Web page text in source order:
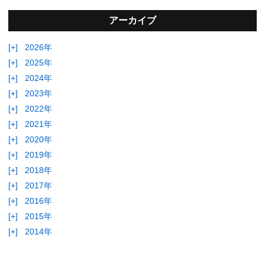
アーカイブ
[+]
2026年
[+]
2025年
[+]
2024年
[+]
2023年
[+]
2022年
[+]
2021年
[+]
2020年
[+]
2019年
[+]
2018年
[+]
2017年
[+]
2016年
[+]
2015年
[+]
2014年